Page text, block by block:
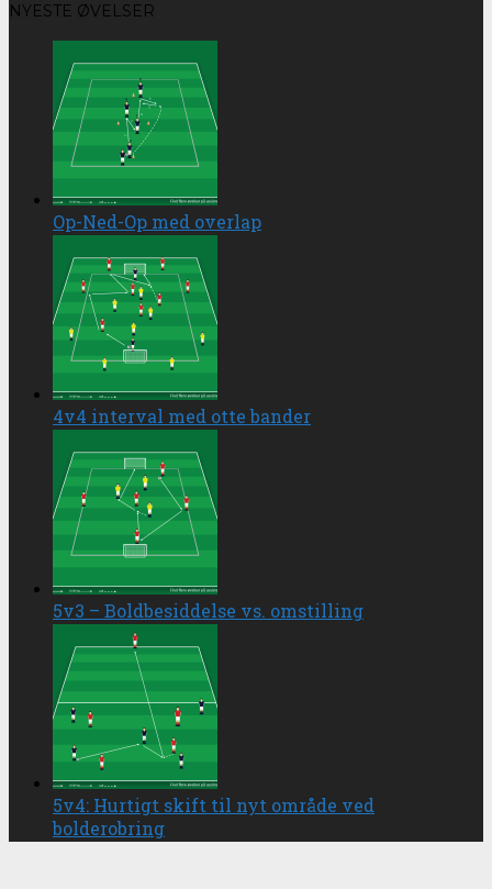
NYESTE ØVELSER
Op-Ned-Op med overlap
4v4 interval med otte bander
5v3 – Boldbesiddelse vs. omstilling
5v4: Hurtigt skift til nyt område ved
bolderobring